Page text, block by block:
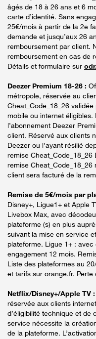
âgés de 18 à 26 ans et 6
carte d’identité. Sans
25€/mois à partir de la 2e
demande et jusqu’aux 26
remboursement par client.
remboursement en cas de
Détails et formulaire sur
Deezer Premium 18-26 :
métropole, réservée au
Cheat_Code_18_26
mobile ou internet éligibles.
l’abonnement Deezer
client. Réservé aux clients
Deezer ou l’ayant résilié
remise
remise
client sera facturé de la
Remise de 5€/mois par
Disney+, Ligue1+ et Apple
Livebox Max, avec
plateforme (s) en plus
suivant la mise en service
plateforme. Ligue 1+ :
engagement 12 mois.
Liste des plateformes au
et tarifs sur orange.fr.
Netflix/Disney+/Apple TV :
réservée aux clients
d’éligibilité technique et
service nécessite la
de la plateforme.